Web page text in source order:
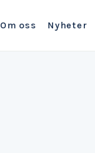
Om oss Nyheter